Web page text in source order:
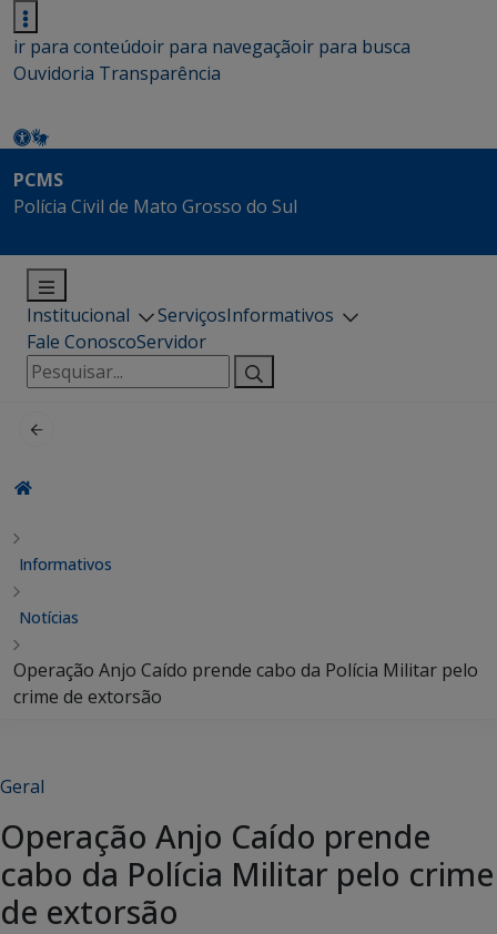
ir para conteúdoir para navegaçãoir para busca
Ouvidoria Transparência
PCMS
Polícia Civil de Mato Grosso do Sul
Institucional ServiçosInformativos
Fale ConoscoServidor
Pesquisar
por:
Informativos
Notícias
Operação Anjo Caído prende cabo da Polícia Militar pelo
crime de extorsão
Geral
Operação Anjo Caído prende
cabo da Polícia Militar pelo crime
de extorsão